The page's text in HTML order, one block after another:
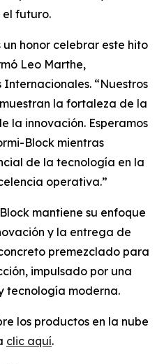
futuro.
un honor celebrar este hito
Leo Marthe,
“Nuestros
la fortaleza de la
la innovación. Esperamos
Block mientras
de la tecnología en la
operativa.”
mantiene su enfoque
y la entrega de
premezclado para
impulsado por una
tecnología moderna.
los productos en la nube
clic aquí.